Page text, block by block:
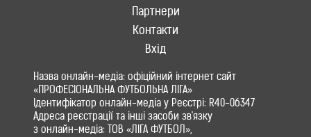
Партнери
Контакти
Вхід
Назва онлайн-медіа: офіційний інтернет сайт
«ПРОФЕСІОНАЛЬНА ФУТБОЛЬНА ЛІГА»
Ідентифікатор онлайн-медіа у Реєстрі: R40-06347
Адреса реєстрації та інші засоби зв'язку
з онлайн-медіа: ТОВ «ЛІГА ФУТБОЛ»,